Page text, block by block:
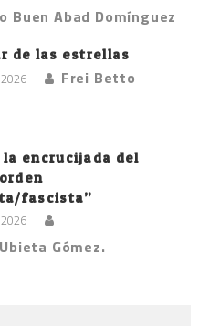
Buen Abad Domínguez
de las estrellas
Frei Betto
la encrucijada del
fascista”
Gómez.